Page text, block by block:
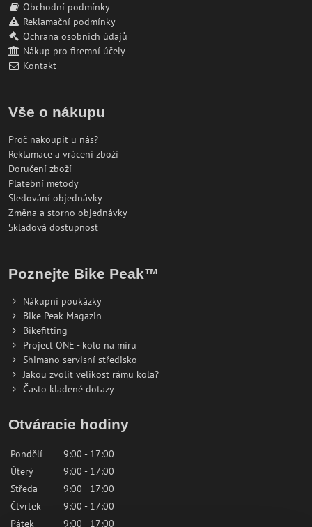
Obchodní podmínky
Reklamační podmínky
Ochrana osobních údajů
Nákup pro firemní účely
Kontakt
Vše o nákupu
Proč nakoupit u nás?
Reklamace a vrácení zboží
Doručení zboží
Platební metody
Sledování objednávky
Změna a storno objednávky
Skladová dostupnost
Poznejte Bike Peak™
Nákupní poukázky
Bike Peak Magazin
Bikefitting
Project ONE - kolo na míru
Shimano servisní středisko
Jakou zvolit velikost rámu kola?
Často kladené dotazy
Otváracie hodiny
Pondělí
9:00 - 17:00
Úterý
9:00 - 17:00
Středa
9:00 - 17:00
Čtvrtek
9:00 - 17:00
Pátek
9:00 - 17:00